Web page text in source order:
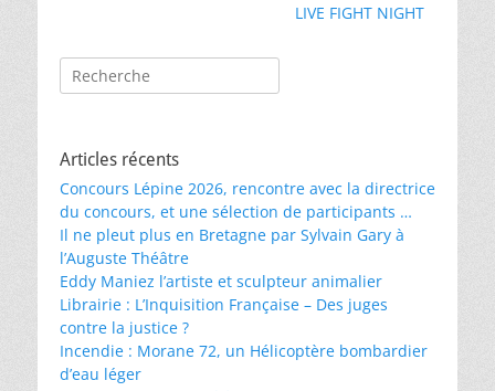
suivant :LIVE FIGHT NIGHT
Rechercher :
Articles récents
Concours Lépine 2026, rencontre avec la directrice
du concours, et une sélection de participants …
Il ne pleut plus en Bretagne par Sylvain Gary à
l’Auguste Théâtre
Eddy Maniez l’artiste et sculpteur animalier
Librairie : L’Inquisition Française – Des juges
contre la justice ?
Incendie : Morane 72, un Hélicoptère bombardier
d’eau léger